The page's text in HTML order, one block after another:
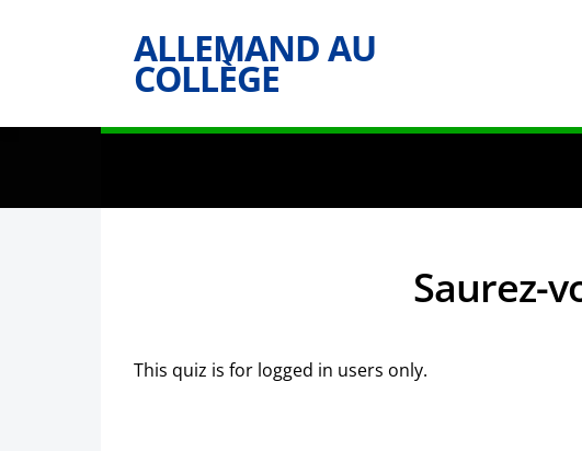
ALLEMAND AU
COLLÈGE
Saurez-
This quiz is for logged in users only.